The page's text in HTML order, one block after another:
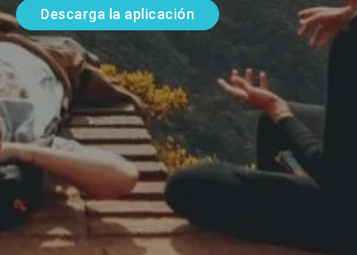
Descarga la aplicación